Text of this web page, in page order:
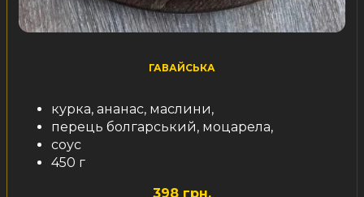
ГАВАЙСЬКА
курка, ананас, маслини,
перець болгарський, моцарела,
соус
450 г
398 грн.